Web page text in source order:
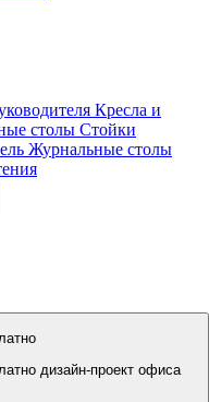
Кресла и
столы Стойки
Журнальные столы
дизайн-проект офиса
г.